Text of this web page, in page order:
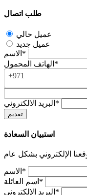
طلب اتصال
عميل حالي
عميل جديد
الاسم*
الهاتف المحمول*
+971
البريد الالكتروني*
استبيان السعادة
الإلكتروني بشكل عام
الاسم*
اسم العائلة*
البريد الإلكتروني*